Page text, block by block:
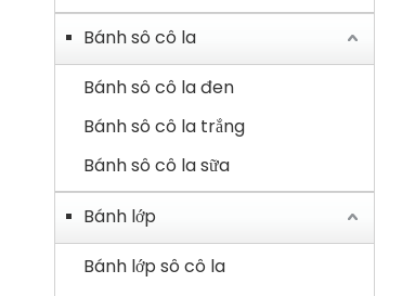
Bánh sô cô la
Bánh sô cô la đen
Bánh sô cô la trắng
Bánh sô cô la sữa
Bánh lớp
Bánh lớp sô cô la